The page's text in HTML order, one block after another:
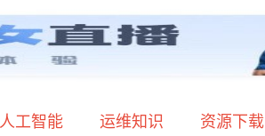
人工智能 运维知识 资源下载